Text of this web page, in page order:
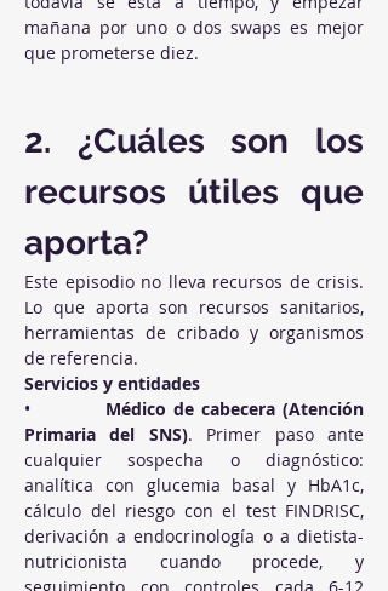
mañana por uno o dos swaps es mejor
que prometerse diez.
2. ¿Cuáles son los
recursos útiles que
aporta?
Este episodio no lleva recursos de crisis.
Lo que aporta son recursos sanitarios,
herramientas de cribado y organismos
de referencia.
Servicios y entidades
• Médico de cabecera (Atención
Primaria del SNS). Primer paso ante
cualquier sospecha o diagnóstico:
analítica con glucemia basal y HbA1c,
cálculo del riesgo con el test FINDRISC,
derivación a endocrinología o a dietista-
nutricionista cuando procede, y